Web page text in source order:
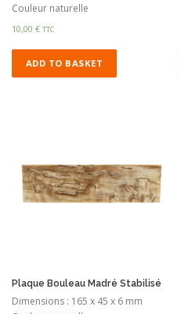
Couleur naturelle
10,00 € TTC
ADD TO BASKET
Plaque Bouleau Madré Stabilisé
Dimensions : 165 x 45 x 6 mm